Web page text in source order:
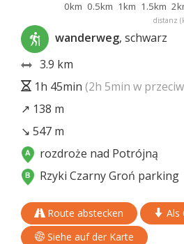
distanz
0km 0.5km 1km 1.5km
wanderweg, schwarz
3.9 km
1h 45min (2h 5min w
↗ 138 m
↘ 547 m
rozdroże nad Potrójną
Rzyki Czarny Groń parking
Route abstecken
Als
Siehe auf der Karte